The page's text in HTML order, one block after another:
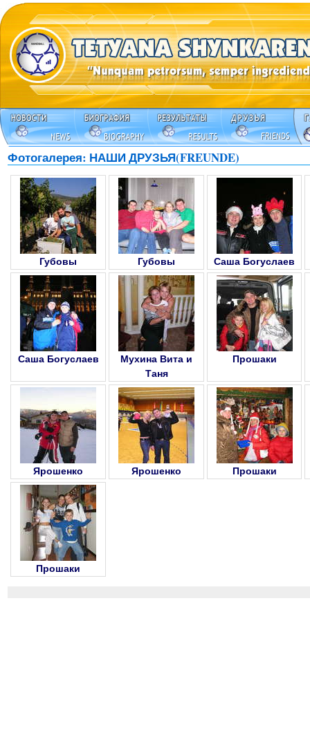
Фотогалерея: НАШИ ДРУЗЬЯ(FREUNDE)
Губовы Губовы Саша Богуслаев
Саша Богуслаев
Мухина Вита и
Таня
Прошаки
Ярошенко Ярошенко Прошаки
Прошаки